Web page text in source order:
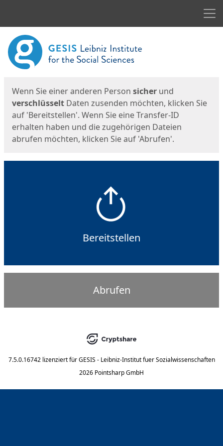
Start
Wenn Sie einer anderen Person sicher und
verschlüsselt Daten zusenden möchten, klicken Sie
auf 'Bereitstellen'. Wenn Sie eine Transfer-ID
erhalten haben und die zugehörigen Dateien
abrufen möchten, klicken Sie auf 'Abrufen'.
Bereitstellen
Abrufen
7.5.0.16742 lizenziert für GESIS - Leibniz-Institut fuer Sozialwissenschaften
2026 Pointsharp GmbH